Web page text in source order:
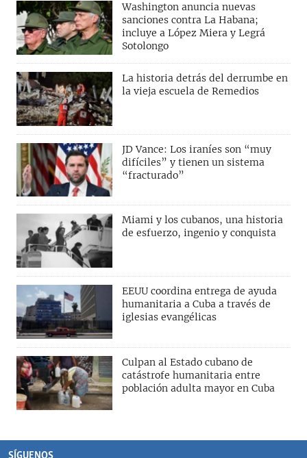
Washington anuncia nuevas
sanciones contra La Habana;
incluye a López Miera y Legrá
Sotolongo
La historia detrás del derrumbe en
la vieja escuela de Remedios
JD Vance: Los iraníes son “muy
difíciles” y tienen un sistema
“fracturado”
Miami y los cubanos, una historia
de esfuerzo, ingenio y conquista
EEUU coordina entrega de ayuda
humanitaria a Cuba a través de
iglesias evangélicas
Culpan al Estado cubano de
catástrofe humanitaria entre
población adulta mayor en Cuba